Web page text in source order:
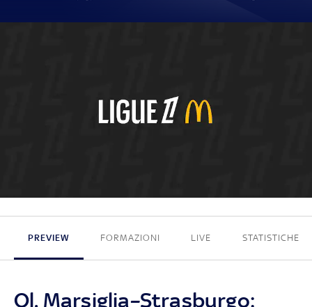
1 - 1
PREVIEW FORMAZIONI LIVE STATISTICHE
Ol. Marsiglia–Strasburgo: